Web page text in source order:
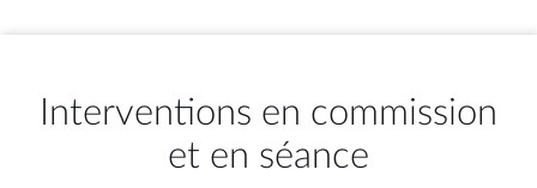
Interventions en commission
et en séance